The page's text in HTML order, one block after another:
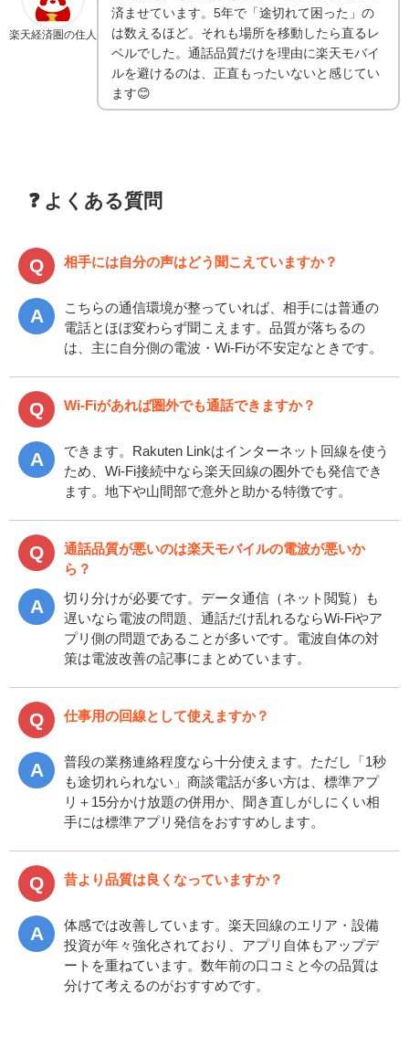
楽天経済圏の住人
済ませています。5年で「途切れて困った」の
は数えるほど。それも場所を移動したら直るレ
ベルでした。通話品質だけを理由に楽天モバイ
ルを避けるのは、正直もったいないと感じてい
ます😊
❓ よくある質問
相手には自分の声はどう聞こえていますか？
こちらの通信環境が整っていれば、相手には普通の
電話とほぼ変わらず聞こえます。品質が落ちるの
は、主に自分側の電波・Wi-Fiが不安定なときです。
Wi-Fiがあれば圏外でも通話できますか？
できます。Rakuten Linkはインターネット回線を使う
ため、Wi-Fi接続中なら楽天回線の圏外でも発信でき
ます。地下や山間部で意外と助かる特徴です。
通話品質が悪いのは楽天モバイルの電波が悪いか
ら？
切り分けが必要です。データ通信（ネット閲覧）も
遅いなら電波の問題、通話だけ乱れるならWi-Fiやア
プリ側の問題であることが多いです。電波自体の対
策は電波改善の記事にまとめています。
仕事用の回線として使えますか？
普段の業務連絡程度なら十分使えます。ただし「1秒
も途切れられない」商談電話が多い方は、標準アプ
リ＋15分かけ放題の併用か、聞き直しがしにくい相
手には標準アプリ発信をおすすめします。
昔より品質は良くなっていますか？
体感では改善しています。楽天回線のエリア・設備
投資が年々強化されており、アプリ自体もアップデ
ートを重ねています。数年前の口コミと今の品質は
分けて考えるのがおすすめです。